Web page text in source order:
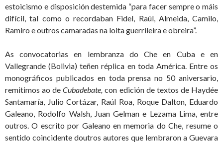
estoicismo e disposición destemida “para facer sempre o máis
difícil, tal como o recordaban Fidel, Raúl, Almeida, Camilo,
Ramiro e outros camaradas na loita guerrileira e obreira”.
As convocatorias en lembranza do Che en Cuba e en
Vallegrande (Bolivia) teñen réplica en toda América. Entre os
monográficos publicados en toda prensa no 50 aniversario,
remitimos ao deCubadebate, con edición de textos de Haydée
Santamaría, Julio Cortázar, Raúl Roa, Roque Dalton, Eduardo
Galeano, Rodolfo Walsh, Juan Gelman e Lezama Lima, entre
outros. O escrito por Galeano en memoria do Che, resume o
sentido coincidente doutros autores que lembraron a Guevara